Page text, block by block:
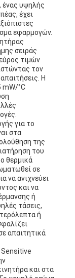
υψηλής
έχει
εφαρμογών.
σειράς
τιμών
τον
Η
mW/°C
για το
στα
της
του
θερμικά
σε
να ανιχνεύει
και να
ή
τάσεις,
ή
απαιτητικά
Sensitive
και στα